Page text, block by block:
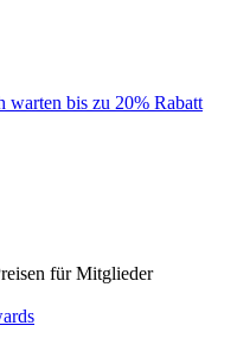
warten bis zu 20% Rabatt
für Mitglieder